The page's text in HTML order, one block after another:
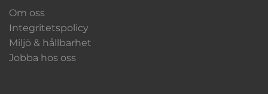
Om oss
Integritetspolicy
Miljö & hållbarhet
Jobba hos oss